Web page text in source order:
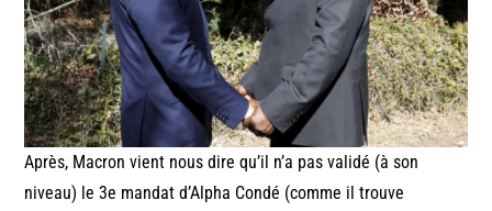
Après, Macron vient nous dire qu’il n’a pas validé (à son
niveau) le 3e mandat d’Alpha Condé (comme il trouve